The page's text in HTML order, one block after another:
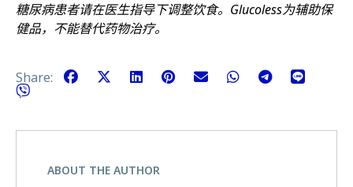
糖尿病患者请在医生指导下调整饮食。Glucoless为辅助保
健品，不能替代药物治疗。
Share:
ABOUT THE AUTHOR